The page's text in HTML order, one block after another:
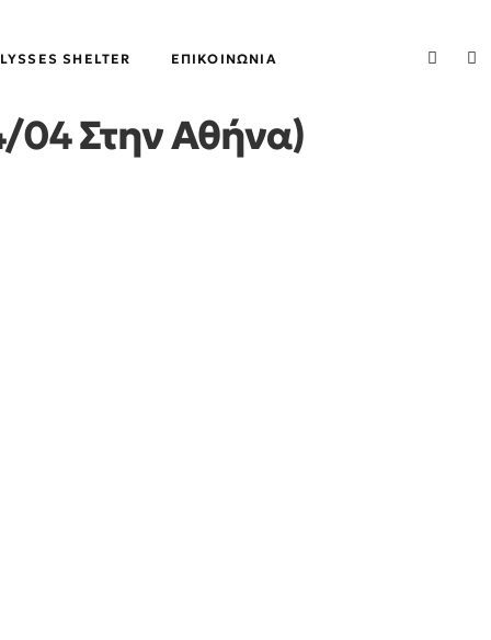
SHELTER ΕΠΙΚΟΙΝΩΝΊΑ
04 Στην Αθήνα)